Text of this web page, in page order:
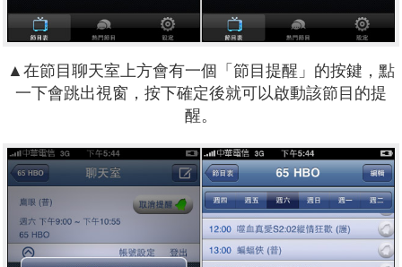
▲在節目聊天室上方會有一個「節目提醒」的按鍵，點
一下會跳出視窗，按下確定後就可以啟動該節目的提
醒。